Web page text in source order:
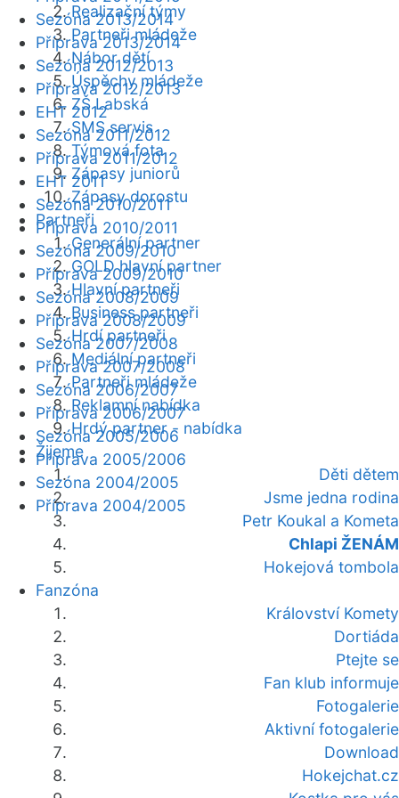
Realizační týmy
Partneři mládeže
Nábor dětí
Úspěchy mládeže
ZŠ Labská
SMS servis
Týmová fota
Zápasy juniorů
Zápasy dorostu
Partneři
Generální partner
GOLD hlavní partner
Hlavní partneři
Business partneři
Hrdí partneři
Mediální partneři
Partneři mládeže
Reklamní nabídka
Hrdý partner - nabídka
Žijeme
Děti dětem
Jsme jedna rodina
Petr Koukal a Kometa
Chlapi ŽENÁM
Hokejová tombola
Fanzóna
Království Komety
Dortiáda
Ptejte se
Fan klub informuje
Fotogalerie
Aktivní fotogalerie
Download
Hokejchat.cz
Sezóna 2013/2014
Příprava 2013/2014
Sezóna 2012/2013
Příprava 2012/2013
EHT 2012
Sezóna 2011/2012
Příprava 2011/2012
EHT 2011
Sezóna 2010/2011
Příprava 2010/2011
Sezóna 2009/2010
Příprava 2009/2010
Sezóna 2008/2009
Příprava 2008/2009
Sezóna 2007/2008
Příprava 2007/2008
Sezóna 2006/2007
Příprava 2006/2007
Sezóna 2005/2006
Příprava 2005/2006
Sezóna 2004/2005
Příprava 2004/2005